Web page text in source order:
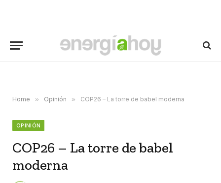
Home » Opinión » COP26 – La torre de babel moderna
OPINIÓN
COP26 – La torre de babel
moderna